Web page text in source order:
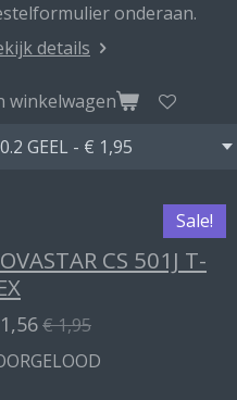
onderaan.
details
winkelwagen
Sale!
CS 501J T-
€ 1,95